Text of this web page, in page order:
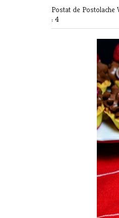
Postat de Postolache
: 4